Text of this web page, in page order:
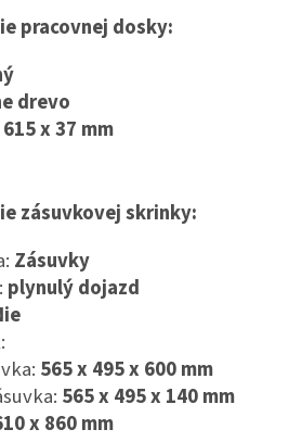
pracovnej dosky:
drevo
x 37 mm
zásuvkovej skrinky:
Zásuvky
plynulý dojazd
565 x 495 x 600 mm
565 x 495 x 140 mm
x 860 mm